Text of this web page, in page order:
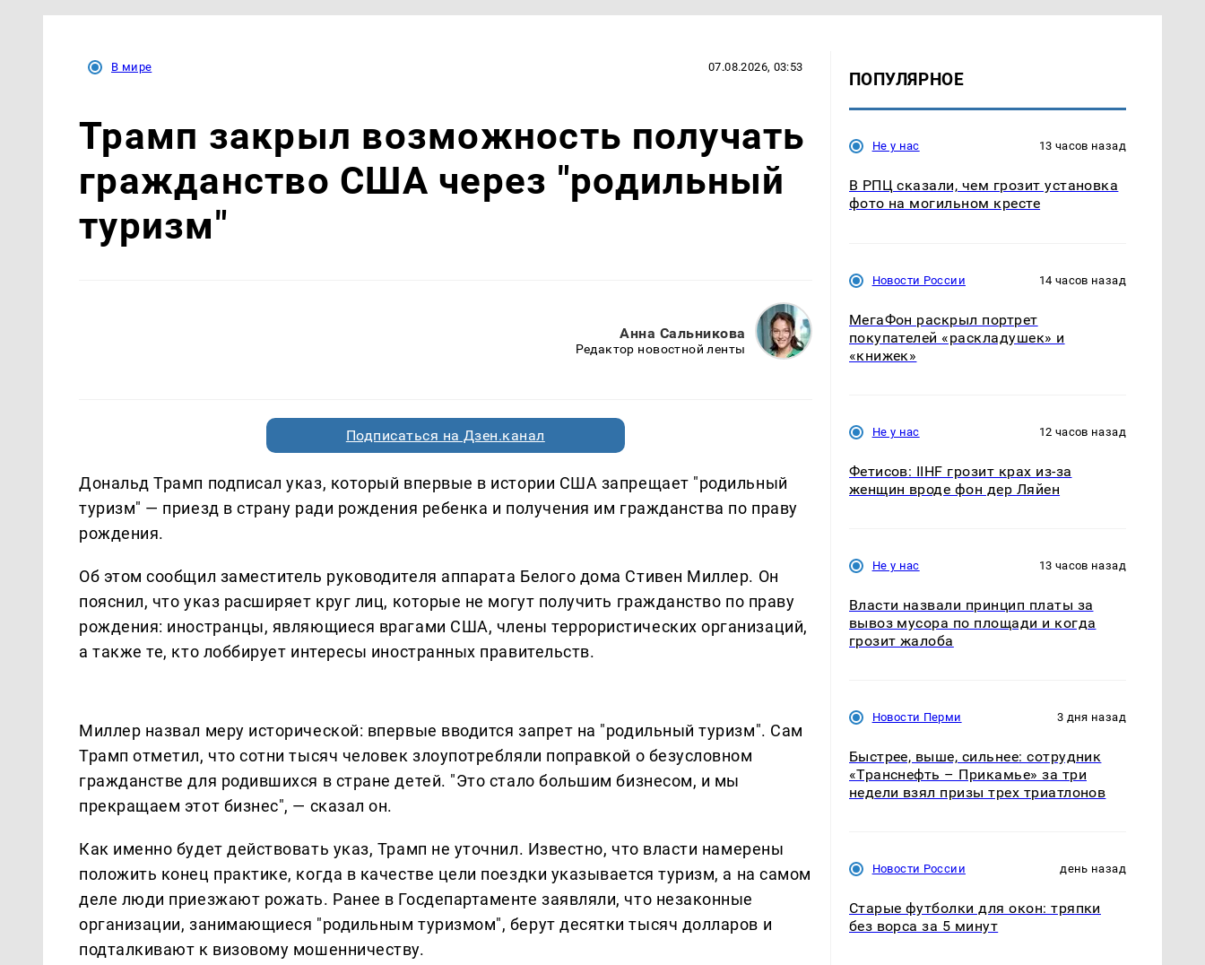
В мире 07.08.2026, 03:53
Трамп закрыл возможность получать
гражданство США через "родильный
туризм"
Анна Сальникова
Редактор новостной ленты
Подписаться на Дзен.канал
Дональд Трамп подписал указ, который впервые в истории США запрещает "родильный
туризм" — приезд в страну ради рождения ребенка и получения им гражданства по праву
рождения.
Об этом сообщил заместитель руководителя аппарата Белого дома Стивен Миллер. Он
пояснил, что указ расширяет круг лиц, которые не могут получить гражданство по праву
рождения: иностранцы, являющиеся врагами США, члены террористических организаций,
а также те, кто лоббирует интересы иностранных правительств.
Миллер назвал меру исторической: впервые вводится запрет на "родильный туризм". Сам
Трамп отметил, что сотни тысяч человек злоупотребляли поправкой о безусловном
гражданстве для родившихся в стране детей. "Это стало большим бизнесом, и мы
прекращаем этот бизнес", — сказал он.
Как именно будет действовать указ, Трамп не уточнил. Известно, что власти намерены
положить конец практике, когда в качестве цели поездки указывается туризм, а на самом
деле люди приезжают рожать. Ранее в Госдепартаменте заявляли, что незаконные
организации, занимающиеся "родильным туризмом", берут десятки тысяч долларов и
подталкивают к визовому мошенничеству.
ПОПУЛЯРНОЕ
Не у нас 13 часов назад
В РПЦ сказали, чем грозит установка
фото на могильном кресте
Новости России 14 часов назад
МегаФон раскрыл портрет
покупателей «раскладушек» и
«книжек»
Не у нас 12 часов назад
Фетисов: IIHF грозит крах из-за
женщин вроде фон дер Ляйен
Не у нас 13 часов назад
Власти назвали принцип платы за
вывоз мусора по площади и когда
грозит жалоба
Новости Перми 3 дня назад
Быстрее, выше, сильнее: сотрудник
«Транснефть – Прикамье» за три
недели взял призы трех триатлонов
Новости России день назад
Старые футболки для окон: тряпки
без ворса за 5 минут